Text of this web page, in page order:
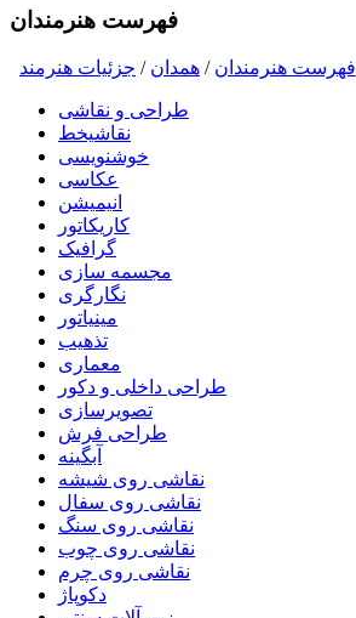
فهرست هنرمندان
فهرست هنرمندان / همدان / جزئیات هنرمند
طراحی و نقاشی
نقاشیخط
خوشنویسی
عکاسی
انیمیشن
کاریکاتور
گرافیک
مجسمه سازی
نگارگری
مینیاتور
تذهیب
معماری
طراحی داخلی و دکور
تصویرسازی
طراحی فرش
آبگینه
نقاشی روی شیشه
نقاشی روی سفال
نقاشی روی سنگ
نقاشی روی چوب
نقاشی روی چرم
دکوپاژ